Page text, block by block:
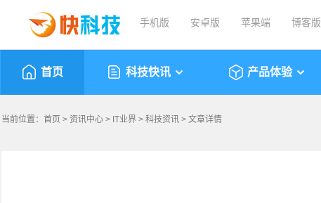
手机版 安卓版 苹果端 博客版
首页 科技快讯 产品体验
当前位置： 首页 > 资讯中心 > IT业界 > 科技资讯 > 文章详情